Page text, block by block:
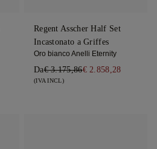
Regent Asscher Half Set
Incastonato a Griffes
Oro bianco Anelli Eternity
Da€ 3.175,86€ 2.858,28
(IVA INCL)